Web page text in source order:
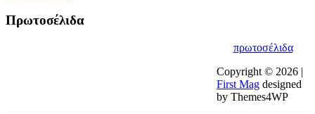
Πρωτοσέλιδα
πρωτοσέλιδα
Copyright © 2026 |
First Mag designed
by Themes4WP